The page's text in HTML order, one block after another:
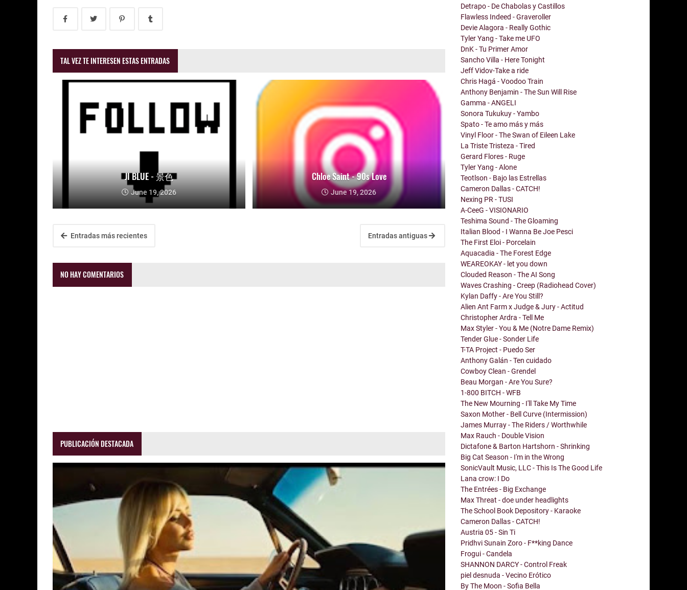
TAL VEZ TE INTERESEN ESTAS ENTRADAS
JI BLUE - 景色
June 19, 2026
Chloe Saint - 90s Love
June 19, 2026
Entradas más recientes Entradas antiguas
NO HAY COMENTARIOS
PUBLICACIÓN DESTACADA
Detrapo - De Chabolas y Castillos
Flawless Indeed - Graveroller
Devie Alagora - Really Gothic
Tyler Yang - Take me UFO
DnK - Tu Primer Amor
Sancho Villa - Here Tonight
Jeff Vidov-Take a ride
Chris Hagá - Voodoo Train
Anthony Benjamin - The Sun Will Rise
Gamma - ANGELI
Sonora Tukukuy - Yambo
Spato - Te amo más y más
Vinyl Floor - The Swan of Eileen Lake
La Triste Tristeza - Tired
Gerard Flores - Ruge
Tyler Yang - Alone
Teotlson - Bajo las Estrellas
Cameron Dallas - CATCH!
Nexing PR - TUSI
A-CeeG - VISIONARIO
Teshima Sound - The Gloaming
Italian Blood - I Wanna Be Joe Pesci
The First Eloi - Porcelain
Aquacadia - The Forest Edge
WEAREOKAY - let you down
Clouded Reason - The AI Song
Waves Crashing - Creep (Radiohead Cover)
Kylan Daffy - Are You Still?
Alien Ant Farm x Judge & Jury - Actitud
Christopher Ardra - Tell Me
Max Styler - You & Me (Notre Dame Remix)
Tender Glue - Sonder Life
T-TA Project - Puedo Ser
Anthony Galán - Ten cuidado
Cowboy Clean - Grendel
Beau Morgan - Are You Sure?
1-800 BITCH - WFB
The New Mourning - I'll Take My Time
Saxon Mother - Bell Curve (Intermission)
James Murray - The Riders / Worthwhile
Max Rauch - Double Vision
Dictafone & Barton Hartshorn - Shrinking
Big Cat Season - I'm in the Wrong
SonicVault Music, LLC - This Is The Good Life
Lana crow: I Do
The Entrées - Big Exchange
Max Threat - doe under headlights
The School Book Depository - Karaoke
Cameron Dallas - CATCH!
Austria 05 - Sin Ti
Pridhvi Sunain Zoro - F**king Dance
Frogui - Candela
SHANNON DARCY - Control Freak
piel desnuda - Vecino Erótico
By The Moon - Sofia Bella